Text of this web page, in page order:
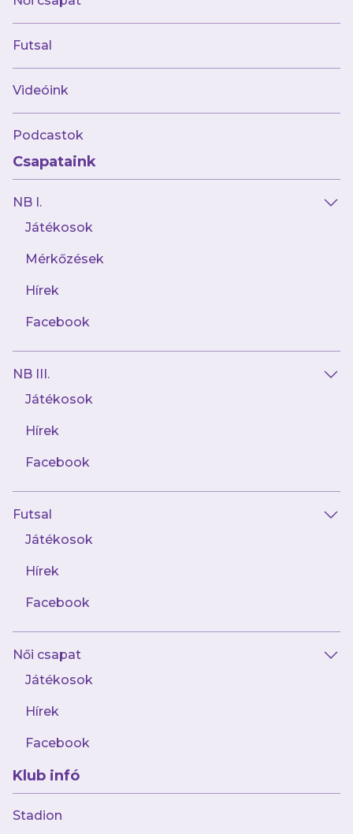
Futsal
Videóink
Podcastok
Csapataink
NB I.
Játékosok
Mérkőzések
Hírek
Facebook
NB III.
Játékosok
Hírek
Facebook
Futsal
Játékosok
Hírek
Facebook
Női csapat
Játékosok
Hírek
Facebook
Klub infó
Stadion
AJÁNLÓ
"Mindent a helyén kell kezelnünk, egy
vereséget és egy győzelmet is"